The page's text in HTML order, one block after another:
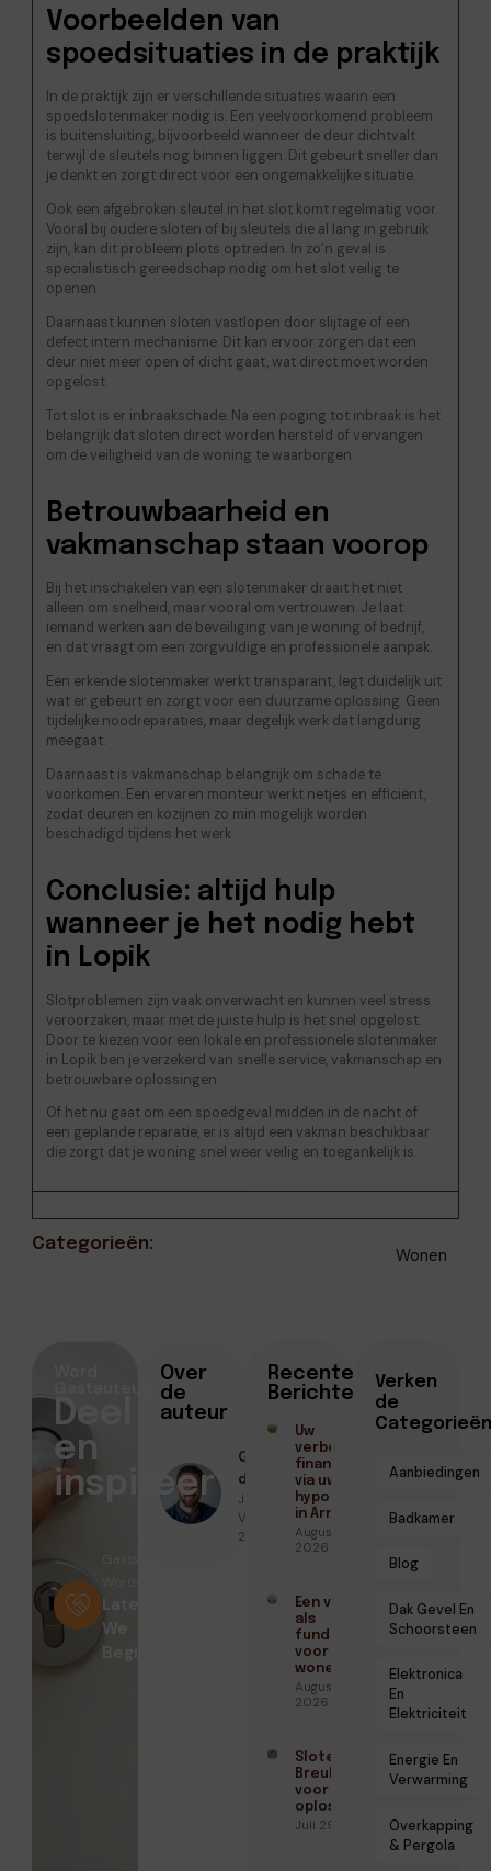
Voorbeelden van
spoedsituaties in de praktijk
In de praktijk zijn er verschillende situaties waarin een
spoedslotenmaker nodig is. Een veelvoorkomend probleem
is buitensluiting, bijvoorbeeld wanneer de deur dichtvalt
terwijl de sleutels nog binnen liggen. Dit gebeurt sneller dan
je denkt en zorgt direct voor een ongemakkelijke situatie.
Ook een afgebroken sleutel in het slot komt regelmatig voor.
Vooral bij oudere sloten of bij sleutels die al lang in gebruik
zijn, kan dit probleem plots optreden. In zo’n geval is
specialistisch gereedschap nodig om het slot veilig te
openen.
Daarnaast kunnen sloten vastlopen door slijtage of een
defect intern mechanisme. Dit kan ervoor zorgen dat een
deur niet meer open of dicht gaat, wat direct moet worden
opgelost.
Tot slot is er inbraakschade. Na een poging tot inbraak is het
belangrijk dat sloten direct worden hersteld of vervangen
om de veiligheid van de woning te waarborgen.
Betrouwbaarheid en
vakmanschap staan voorop
Bij het inschakelen van een slotenmaker draait het niet
alleen om snelheid, maar vooral om vertrouwen. Je laat
iemand werken aan de beveiliging van je woning of bedrijf,
en dat vraagt om een zorgvuldige en professionele aanpak.
Een erkende slotenmaker werkt transparant, legt duidelijk uit
wat er gebeurt en zorgt voor een duurzame oplossing. Geen
tijdelijke noodreparaties, maar degelijk werk dat langdurig
meegaat.
Daarnaast is vakmanschap belangrijk om schade te
voorkomen. Een ervaren monteur werkt netjes en efficiënt,
zodat deuren en kozijnen zo min mogelijk worden
beschadigd tijdens het werk.
Conclusie: altijd hulp
wanneer je het nodig hebt
in Lopik
Slotproblemen zijn vaak onverwacht en kunnen veel stress
veroorzaken, maar met de juiste hulp is het snel opgelost.
Door te kiezen voor een lokale en professionele slotenmaker
in Lopik ben je verzekerd van snelle service, vakmanschap en
betrouwbare oplossingen.
Of het nu gaat om een spoedgeval midden in de nacht of
een geplande reparatie, er is altijd een vakman beschikbaar
die zorgt dat je woning snel weer veilig en toegankelijk is.
Categorieën:
Wonen
Over
de
auteur
Geschreven
door
Jeroen van
Vliet ● juni 29,
2026
Recente
Berichten
Uw
verbouwing
financieren
via uw
hypotheek
in Arnhem
Augustus 3,
2026
Een vloer
als
fundament
voor blits
wonen
Augustus 3,
2026
Slotenmaker
Breukelen
voor veilige
oplossingen
Juli 29, 2026
Verken
de
Categorieën
Aanbiedingen
Badkamer
Blog
Dak Gevel En
Schoorsteen
Elektronica
En
Elektriciteit
Energie En
Verwarming
Overkapping
& Pergola
Deel
en
inspireer
Laten
We
Beginnen